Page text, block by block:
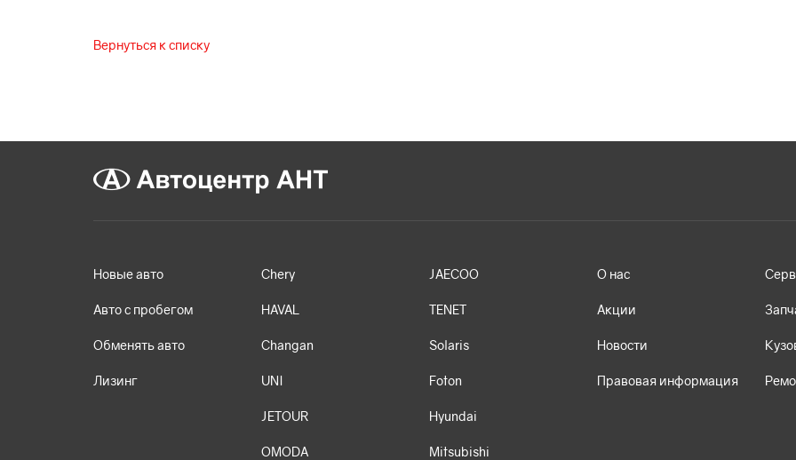
Вернуться к списку
Новые авто
Авто с пробегом
Обменять авто
Лизинг
Chery
HAVAL
Changan
UNI
JETOUR
OMODA
JAECOO
TENET
Solaris
Foton
Hyundai
Mitsubishi
О нас
Акции
Новости
Правовая информация